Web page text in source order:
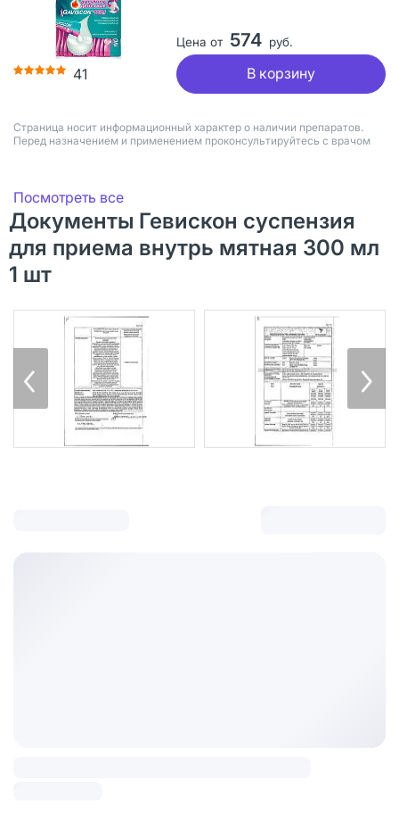
41
Цена от 574 руб.
В корзину
Страница носит информационный характер о наличии препаратов.
Перед назначением и применением проконсультируйтесь с врачом
Посмотреть все
Документы Гевискон суспензия
для приема внутрь мятная 300 мл
1 шт